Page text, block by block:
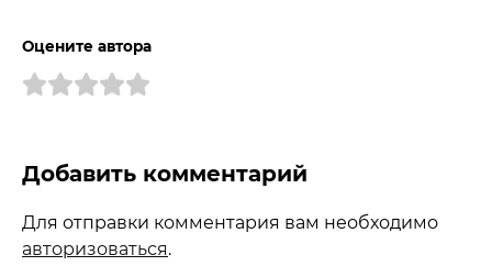
Оцените автора
Добавить комментарий
Для отправки комментария вам необходимо
авторизоваться.